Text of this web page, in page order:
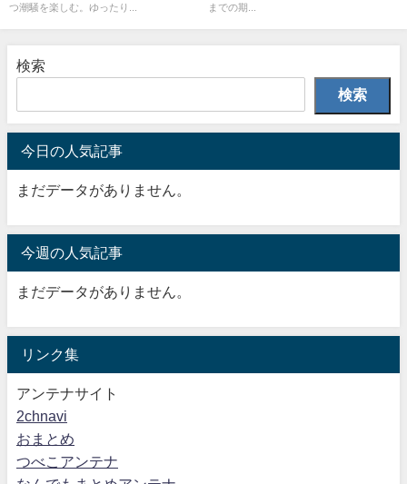
つ潮騒を楽しむ。ゆったり...
までの期...
検索
検索
今日の人気記事
まだデータがありません。
今週の人気記事
まだデータがありません。
リンク集
アンテナサイト
2chnavi
おまとめ
つべこアンテナ